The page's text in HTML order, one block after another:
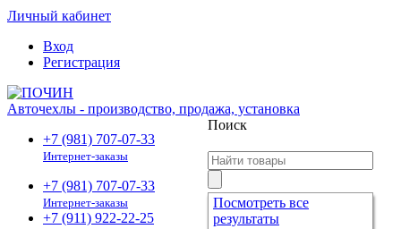
Личный кабинет
Вход
Регистрация
Авточехлы - производство, продажа, установка
+7 (981) 707-07-33
Интернет-заказы
+7 (981) 707-07-33
Интернет-заказы
+7 (911) 922-22-25
Поиск
Посмотреть все
результаты